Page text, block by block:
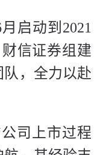
启动到2021
信证券组建
，全力以赴
司上市过程